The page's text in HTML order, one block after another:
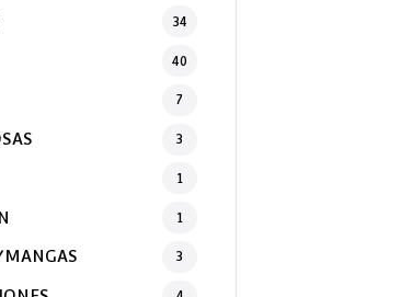
34
40
7
3
1
1
3